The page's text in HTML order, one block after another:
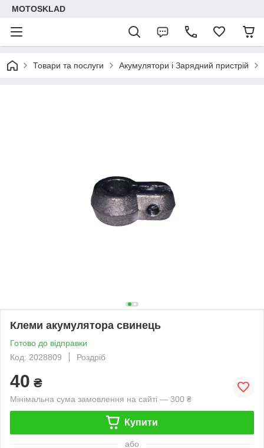
MOTOSKLAD
Товари та послуги Акумулятори і Зарядний пристрій
Клеми акумулятора свинець
Готово до відправки
Код: 2028809
Роздріб
40 ₴
Мінімальна сума замовлення на сайті — 300 ₴
Купити
або